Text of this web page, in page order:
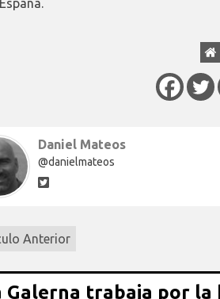
Daniel Mateos
@danielmateos
Anterior
Galerna trabaja por